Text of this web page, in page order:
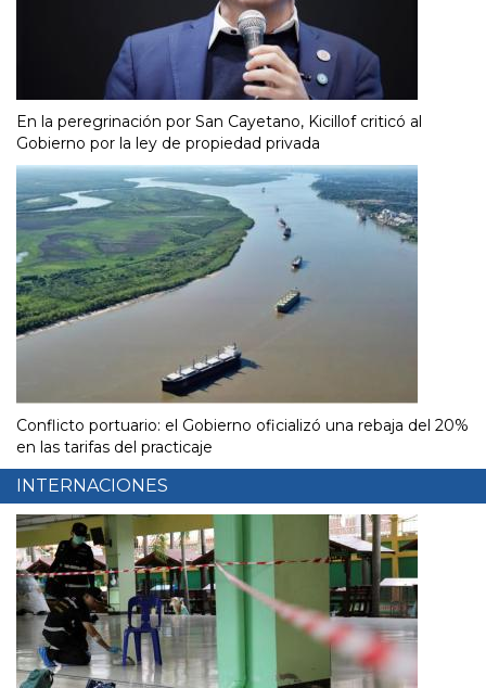
En la peregrinación por San Cayetano, Kicillof criticó al
Gobierno por la ley de propiedad privada
Conflicto portuario: el Gobierno oficializó una rebaja del 20%
en las tarifas del practicaje
INTERNACIONES